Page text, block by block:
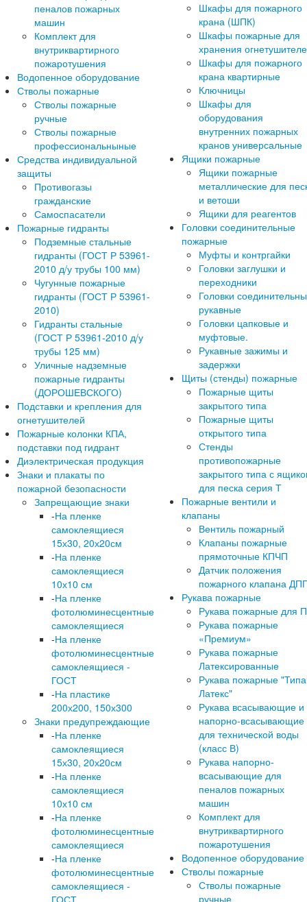
пеналов пожарных
машин
Комплект для
внутриквартирного
пожаротушения
Водопенное оборудование
Стволы пожарные
Стволы пожарные
ручные
Стволы пожарные
профессиональныные
Средства индивидуальной
защиты
Противогазы
гражданские
Самоспасатели
Пожарные гидранты
Подземные стальные
гидранты (ГОСТ Р 53961-
2010 д/у трубы 100 мм)
Чугунные пожарные
гидранты (ГОСТ Р 53961-
2010)
Гидранты стальные
(ГОСТ Р 53961-2010 д/у
трубы 125 мм)
Уличные надземные
пожарные гидранты
(ДОРОШЕВСКОГО)
Подставки и крепления для
огнетушителей
Пожарные колонки КПА,
подставки под гидрант
Диэлектрическая продукция
Знаки и плакаты по
пожарной безопасности
Запрещающие знаки
-На пленке
самоклеящиеся
15х30, 20х20см
-На пленке
самоклеящиеся
10х10 см
-На пленке
фотолюминесцентные
самоклеящиеся
-На пленке
фотолюминесцентные
самоклеящиеся -
ГОСТ
-На пластике
200х200, 150х300
Знаки предупреждающие
-На пленке
самоклеящиеся
15х30, 20х20см
-На пленке
самоклеящиеся
10х10 см
-На пленке
фотолюминесцентные
самоклеящиеся
-На пленке
фотолюминесцентные
самоклеящиеся -
Шкафы для пожарного
крана (ШПК)
Шкафы пожарные для
хранения
Шкафы для пожарного
крана квартирные
Ключницы
Шкафы для
оборудования
внутренних пожарных
кранов универсальные
Ящики пожарные
Ящики пожарные
металлические для
и ветоши
Ящики для реагентов
Головки соединительные
пожарные
Муфты и контргайки
Головки заглушки и
переходники
Головки
рукавные
Головки цапковые и
муфтовые.
Рукавные зажимы и
задержки
Щиты (стенды) пожарные
Пожарные щиты
закрытого типа
Пожарные щиты
открытого типа
Стенды
противопожарные
закрытого типа с
для песка серия Т
Пожарные вентили и
клапаны
Вентиль пожарный
Клапаны пожарные
прямоточные КПЧП
Датчик положения
пожарного клапана
Рукава пожарные
Рукава пожарные для
Рукава пожарные
«Премиум»
Рукава пожарные
Латексированные
Рукава пожарные "Типа
Латекс"
Рукава всасывающие и
напорно-всасывающие
для технической воды
(класс В)
Рукава напорно-
всасывающие для
пеналов пожарных
машин
Комплект для
внутриквартирного
пожаротушения
Водопенное оборудование
Стволы пожарные
Стволы пожарные
ручные